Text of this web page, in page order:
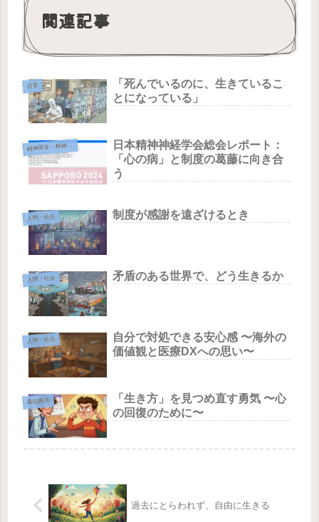
関連記事
日常
「死んでいるのに、生きているこ
とになっている」
精
神医学・精神医療
日本精神神経学会総会レポート：
「心の病」と制度の葛藤に向き合
う
人間・社会 制度が感謝を遠ざけるとき
人間・社会 矛盾のある世界で、どう生きるか
人間・社会
自分で対処できる安心感 〜海外の
価値観と医療DXへの思い〜
森田療法
「生き方」を見つめ直す勇気 〜心
の回復のために〜
過去にとらわれず、自由に生きる